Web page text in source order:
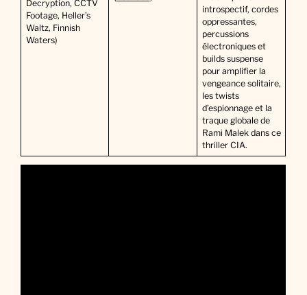
Decryption, CCTV
Footage, Heller’s
Waltz, Finnish
Waters)
introspectif, cordes
oppressantes,
percussions
électroniques et
builds suspense
pour amplifier la
vengeance solitaire,
les twists
d’espionnage et la
traque globale de
Rami Malek dans ce
thriller CIA.